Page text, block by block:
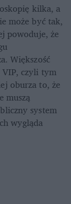
kilka, a
może być tak,
powoduje, że
Większość
VIP, czyli tym
oburza to, że
muszą
system
wygląda